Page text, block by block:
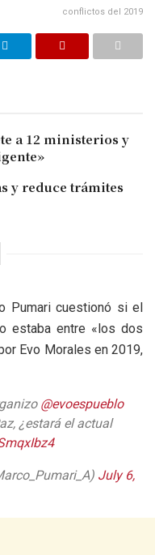
conflictos del 2019
a 12 ministerios y
y reduce trámites
Pumari cuestionó si el
estaba entre «los dos
Evo Morales en 2019,
@evoespueblo
¿estará el actual
July 6,